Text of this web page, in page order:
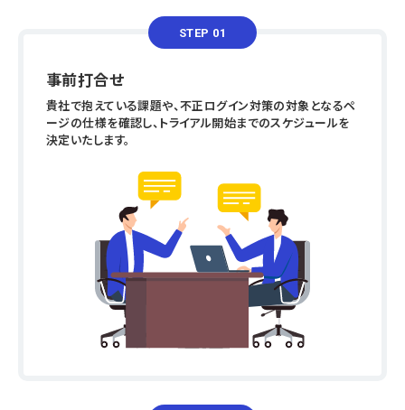
STEP 01
事前打合せ
貴社で抱えている課題や、不正ログイン対策の対象となるペ
ージの仕様を確認し、トライアル開始までのスケジュールを
決定いたします。